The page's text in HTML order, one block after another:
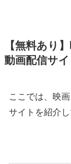
【無料あり
動画配信サ
ここでは、映
サイトを紹介し